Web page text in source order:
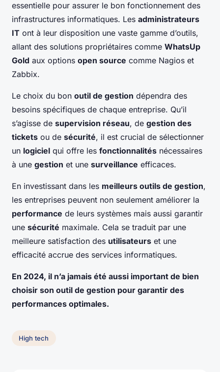
essentielle pour assurer le bon fonctionnement des
infrastructures informatiques. Les administrateurs
IT ont à leur disposition une vaste gamme d’outils,
allant des solutions propriétaires comme WhatsUp
Gold aux options open source comme Nagios et
Zabbix.
Le choix du bon outil de gestion dépendra des
besoins spécifiques de chaque entreprise. Qu’il
s’agisse de supervision réseau, de gestion des
tickets ou de sécurité, il est crucial de sélectionner
un logiciel qui offre les fonctionnalités nécessaires
à une gestion et une surveillance efficaces.
En investissant dans les meilleurs outils de gestion,
les entreprises peuvent non seulement améliorer la
performance de leurs systèmes mais aussi garantir
une sécurité maximale. Cela se traduit par une
meilleure satisfaction des utilisateurs et une
efficacité accrue des services informatiques.
En 2024, il n’a jamais été aussi important de bien
choisir son outil de gestion pour garantir des
performances optimales.
High tech